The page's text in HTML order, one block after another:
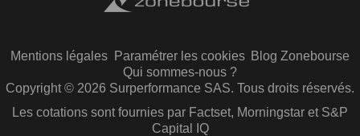
Mentions légales Paramétrer les cookies Blog Zonebourse
Qui sommes-nous ?
Copyright © 2026 Surperformance SAS. Tous droits réservés.
Les cotations sont fournies par Factset, Morningstar et S&P
Capital IQ